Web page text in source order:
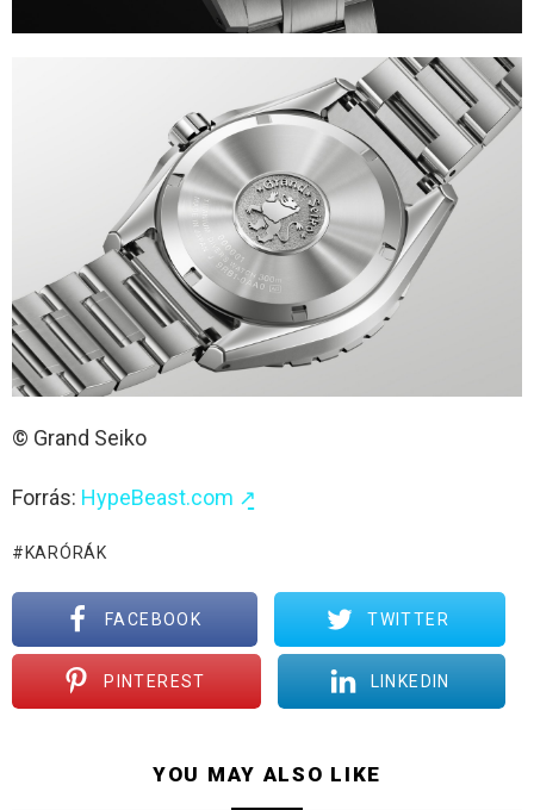
© Grand Seiko
Forrás: HypeBeast.com ↗̱
KARÓRÁK
FACEBOOK TWITTER
PINTEREST LINKEDIN
YOU MAY ALSO LIKE